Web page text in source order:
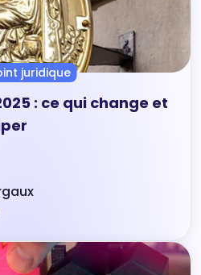
juridique
: ce qui change et